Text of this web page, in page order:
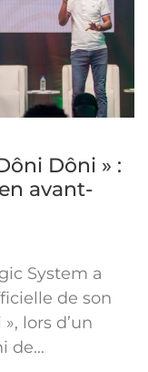
Dôni » :
avant-
System a
de son
lors d’un
de...